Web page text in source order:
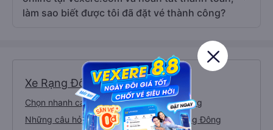
làm sao biết được tôi đã đặt vé thành công?
Xe Rạng Đông
Chọn nhanh các tuyến đường xe Rạng Đông
Những câu hỏi thường gặp về nhà xe Rạng Đông